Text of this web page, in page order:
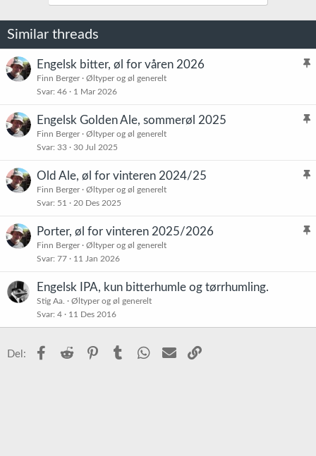
Similar threads
K
t
Engelsk bitter, øl for våren 2026
Finn Berger
Øltyper og øl generelt
Svar 46 1 Mar 2026
K
t
Engelsk Golden Ale, sommerøl 2025
Finn Berger
Øltyper og øl generelt
Svar 33 30 Jul 2025
K
t
Old Ale, øl for vinteren 2024/25
Finn Berger
Øltyper og øl generelt
Svar 51 20 Des 2025
K
Porter, øl for vinteren 2025/2026
Finn Berger
Øltyper og øl generelt
Svar 77 11 Jan 2026
Engelsk IPA, kun bitterhumle og tørrhumling.
Stig Aa.
Øltyper og øl generelt
Svar 4 11 Des 2016
Del: Facebook
Reddit PinterestTumblr WhatsApp
E-post